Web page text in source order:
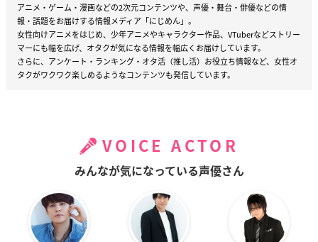
アニメ・ゲーム・漫画などの2次元コンテンツや、声優・舞台・俳優などの情
報・話題をお届けする情報メディア「にじめん」。
女性向けアニメをはじめ、少年アニメやキャラクター作品、VTuberなどストリー
マーにも幅を広げ、オタクが気になる情報を幅広くお届けしています。
さらに、アンケート・ランキング・オタ活（推し活）お役立ち情報など、女性オ
タクがワクワク楽しめるようなコンテンツも発信しています。
VOICE ACTOR
みんなが気になっている声優さん